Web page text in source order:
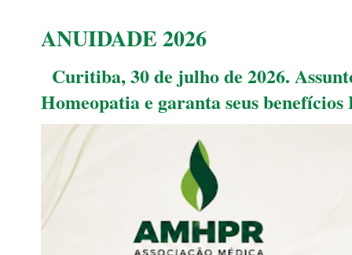
ANUIDADE 2026
Curitiba, 30 de julho de 2026.
Homeopatia e garanta seus